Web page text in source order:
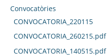
Convocatòries
CONVOCATORIA_220115
CONVOCATORIA_260215.pdf
CONVOCATORIA_140515.pdf